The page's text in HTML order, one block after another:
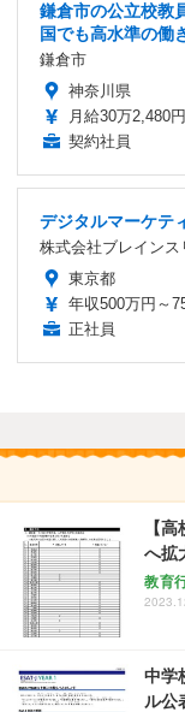
鎌倉市の公立校教
国でも高水準の働
鎌倉市
神奈川県
月給30万2,480
契約社員
デジタルマーケテ
株式会社ブレインス
東京都
年収500万円～
正社員
【
へ拡
教育
中学
ル公